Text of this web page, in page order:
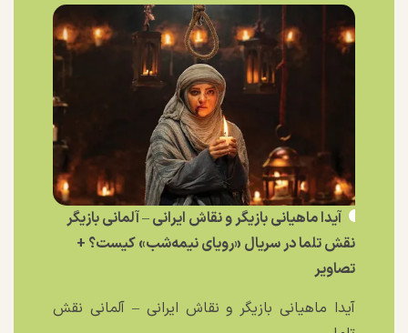
آیدا ماهیانی بازیگر و نقاش ایرانی – آلمانی بازیگر
نقش تلما در سریال «رویای نیمه‌شب» کیست؟ +
تصاویر
آیدا ماهیانی بازیگر و نقاش ایرانی – آلمانی نقش